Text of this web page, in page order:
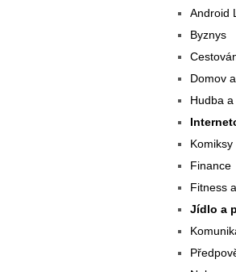
Android
Byznys
Domov
Hudba a
Komiksy
Finance
Fitness
Jídlo a